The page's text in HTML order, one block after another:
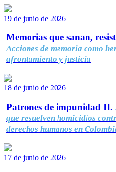
19 de junio de 2026
Memorias que sanan,
Acciones de memoria como
afrontamiento y justicia
18 de junio de 2026
Patrones de impunidad II.
que resuelven homicidios
derechos humanos en
17 de junio de 2026